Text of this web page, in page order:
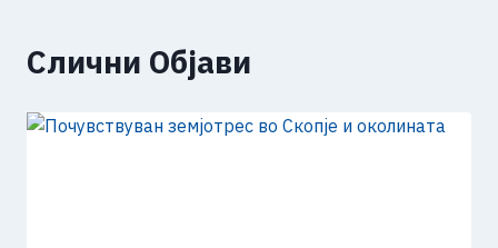
Слични Објави